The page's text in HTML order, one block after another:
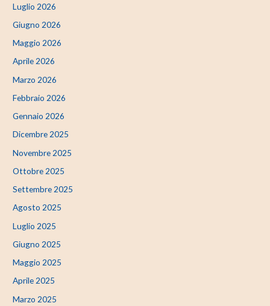
Luglio 2026
Giugno 2026
Maggio 2026
Aprile 2026
Marzo 2026
Febbraio 2026
Gennaio 2026
Dicembre 2025
Novembre 2025
Ottobre 2025
Settembre 2025
Agosto 2025
Luglio 2025
Giugno 2025
Maggio 2025
Aprile 2025
Marzo 2025